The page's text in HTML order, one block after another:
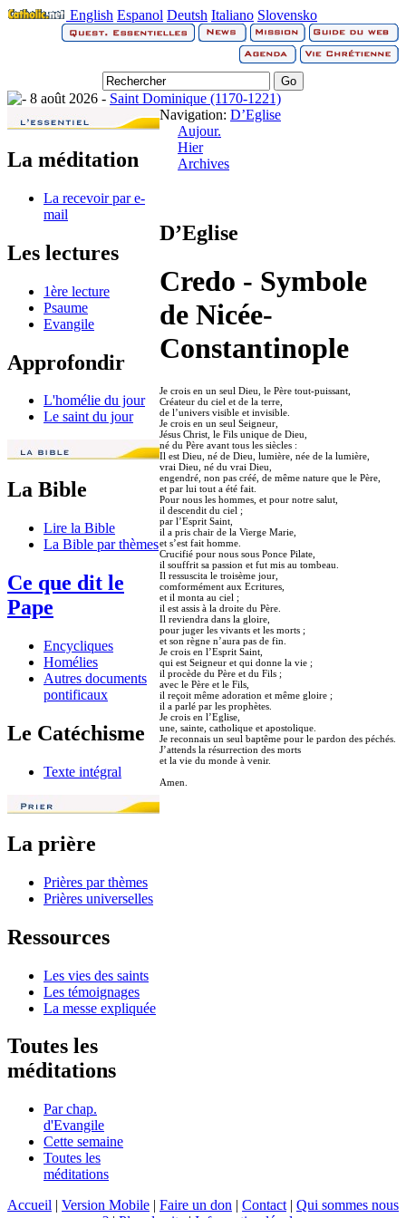
English Espanol Deutsh Italiano Slovensko
8 août 2026 - Saint Dominique (1170-1221)
La méditation
La recevoir par e-
mail
Les lectures
1ère lecture
Psaume
Evangile
Approfondir
L'homélie du jour
Le saint du jour
La Bible
Lire la Bible
La Bible par thèmes
Ce que dit le
Pape
Encycliques
Homélies
Autres documents
pontificaux
Le Catéchisme
Texte intégral
La prière
Prières par thèmes
Prières universelles
Ressources
Les vies des saints
Les témoignages
La messe expliquée
Toutes les
méditations
Par chap.
d'Evangile
Cette semaine
Toutes les
méditations
Navigation: D’Eglise
Aujour.
Hier
Archives
D’Eglise
Credo - Symbole
de Nicée-
Constantinople
Je crois en un seul Dieu, le Père tout-puissant,
Créateur du ciel et de la terre,
de l’univers visible et invisible.
Je crois en un seul Seigneur,
Jésus Christ, le Fils unique de Dieu,
né du Père avant tous les siècles :
Il est Dieu, né de Dieu, lumière, née de la lumière,
vrai Dieu, né du vrai Dieu,
engendré, non pas créé, de même nature que le Père,
et par lui tout a été fait.
Pour nous les hommes, et pour notre salut,
il descendit du ciel ;
par l’Esprit Saint,
il a pris chair de la Vierge Marie,
et s’est fait homme.
Crucifié pour nous sous Ponce Pilate,
il souffrit sa passion et fut mis au tombeau.
Il ressuscita le troisème jour,
comformément aux Ecritures,
et il monta au ciel ;
il est assis à la droite du Père.
Il reviendra dans la gloire,
pour juger les vivants et les morts ;
et son règne n’aura pas de fin.
Je crois en l’Esprit Saint,
qui est Seigneur et qui donne la vie ;
il procède du Père et du Fils ;
avec le Père et le Fils,
il reçoit même adoration et même gloire ;
il a parlé par les prophètes.
Je crois en l’Eglise,
une, sainte, catholique et apostolique.
Je reconnais un seul baptême pour le pardon des péchés.
J’attends la résurrection des morts
et la vie du monde à venir.
Amen.
Accueil | Version Mobile | Faire un don | Contact | Qui sommes nous